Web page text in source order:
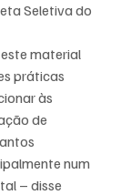
Seletiva do
material
práticas
às
de
num
– disse